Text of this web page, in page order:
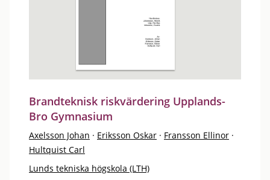
Brandteknisk riskvärdering Upplands-
Bro Gymnasium
Axelsson Johan · Eriksson Oskar · Fransson Ellinor ·
Hultquist Carl
Lunds tekniska högskola (LTH)